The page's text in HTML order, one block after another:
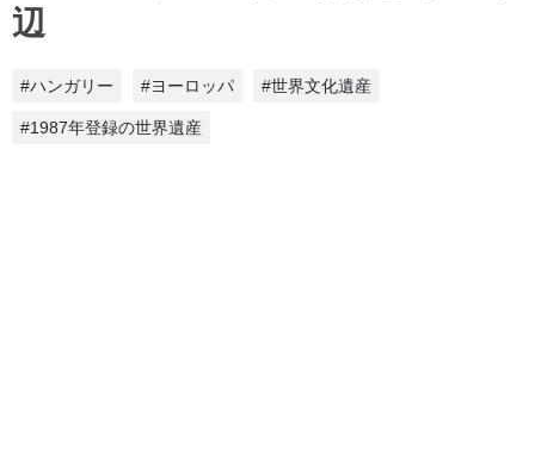
辺
#ハンガリー #ヨーロッパ #世界文化遺産
#1987年登録の世界遺産